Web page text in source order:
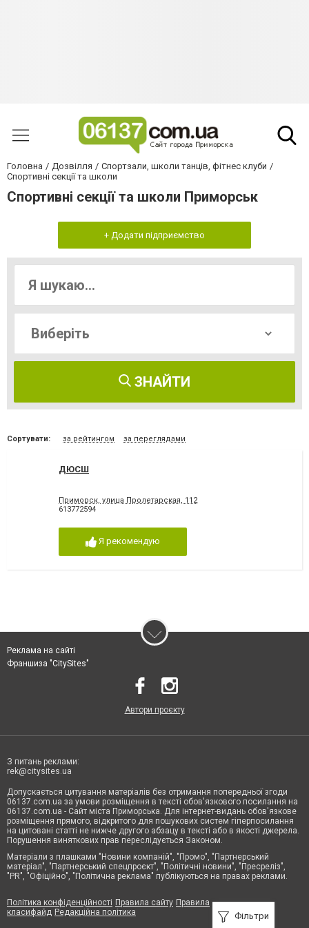
Головна Дозвілля
Спортзали, школи танців, фітнес клуби
Спортивні секції та школи
Спортивні секції та школи Приморськ
+ Додати підприємство
ЗНАЙТИ
Сортувати: за рейтингом за переглядами
ДЮСШ
Приморск, улица Пролетарская, 112
613772594
Я рекомендую
Фільтри
Реклама на сайті
Франшиза "CitySites"
Автори проєкту
З питань реклами:
rek@citysites.ua
Допускається цитування матеріалів без отримання попередньої згоди
06137.com.ua за умови розміщення в тексті обов'язкового посилання на
06137.com.ua - Сайт міста Приморська. Для інтернет-видань обов'язкове
розміщення прямого, відкритого для пошукових систем гіперпосилання
на цитовані статті не нижче другого абзацу в тексті або в якості джерела.
Порушення виняткових прав переслідується Законом.
Матеріали з плашками "Новини компаній", "Промо", "Партнерський
матеріал", "Партнерський спецпроєкт", "Політичні новини", "Пресреліз",
"PR", "Офіційно", "Політична реклама" публікуються на правах реклами.
Політика конфіденційності Правила сайту Правила
класифайд Редакційна політика